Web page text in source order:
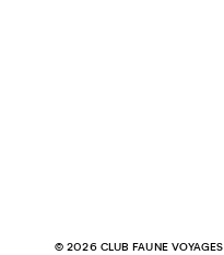
© 2026 CLUB FAUNE VOYAGES